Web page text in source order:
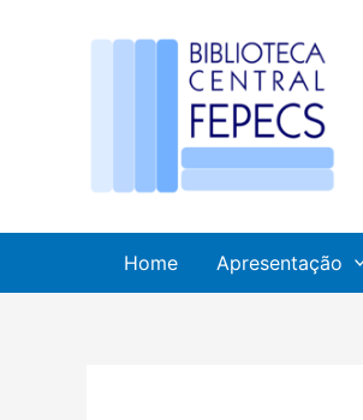
Home Apresentação
navigation